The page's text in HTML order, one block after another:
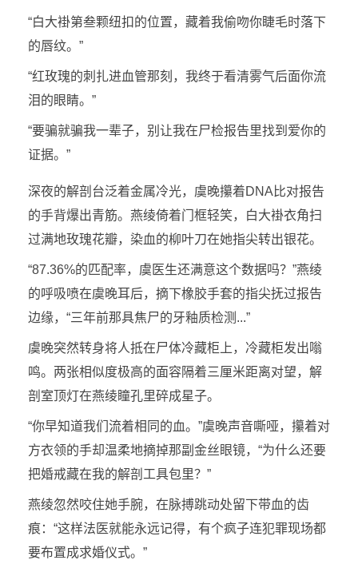
“白大褂第叁颗纽扣的位置，藏着我偷吻你睫毛时落下
的唇纹。”
“红玫瑰的刺扎进血管那刻，我终于看清雾气后面你流
泪的眼睛。”
“要骗就骗我一辈子，别让我在尸检报告里找到爱你的
证据。”
深夜的解剖台泛着金属冷光，虞晚攥着DNA比对报告
的手背爆出青筋。燕绫倚着门框轻笑，白大褂衣角扫
过满地玫瑰花瓣，染血的柳叶刀在她指尖转出银花。
“87.36%的匹配率，虞医生还满意这个数据吗？”燕绫
的呼吸喷在虞晚耳后，摘下橡胶手套的指尖抚过报告
边缘，“三年前那具焦尸的牙釉质检测...”
虞晚突然转身将人抵在尸体冷藏柜上，冷藏柜发出嗡
鸣。两张相似度极高的面容隔着三厘米距离对望，解
剖室顶灯在燕绫瞳孔里碎成星子。
“你早知道我们流着相同的血。”虞晚声音嘶哑，攥着对
方衣领的手却温柔地摘掉那副金丝眼镜，“为什么还要
把婚戒藏在我的解剖工具包里？”
燕绫忽然咬住她手腕，在脉搏跳动处留下带血的齿
痕：“这样法医就能永远记得，有个疯子连犯罪现场都
要布置成求婚仪式。”